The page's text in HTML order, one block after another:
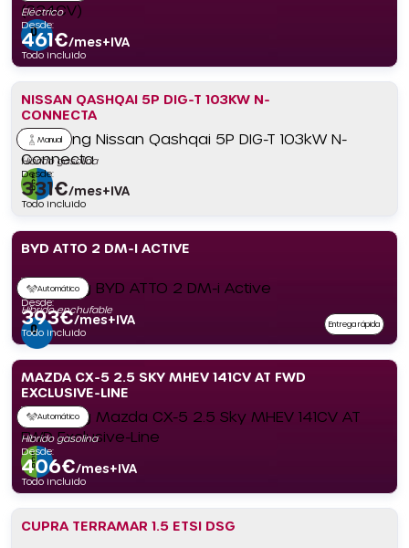
Eléctrico
Desde:
461€/mes+IVA
Todo incluido
NISSAN QASHQAI 5P DIG-T 103KW N-
CONNECTA
Manual
Híbrido gasolina
Desde:
331€/mes+IVA
Todo incluido
BYD ATTO 2 DM-I ACTIVE
Automático
Híbrido enchufable
Desde:
393€/mes+IVA
Todo incluido
Entrega rápida
MAZDA CX-5 2.5 SKY MHEV 141CV AT FWD
EXCLUSIVE-LINE
Automático
Híbrido gasolina
Desde:
406€/mes+IVA
Todo incluido
CUPRA TERRAMAR 1.5 ETSI DSG